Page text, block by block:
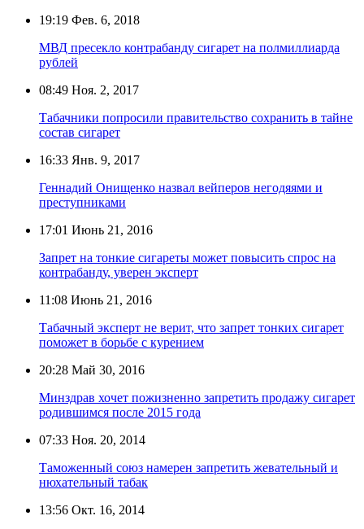
19:19 Фев. 6, 2018
МВД пресекло контрабанду сигарет на полмиллиарда
рублей
08:49 Ноя. 2, 2017
Табачники попросили правительство сохранить в тайне
состав сигарет
16:33 Янв. 9, 2017
Геннадий Онищенко назвал вейперов негодяями и
преступниками
17:01 Июнь 21, 2016
Запрет на тонкие сигареты может повысить спрос на
контрабанду, уверен эксперт
11:08 Июнь 21, 2016
Табачный эксперт не верит, что запрет тонких сигарет
поможет в борьбе с курением
20:28 Май 30, 2016
Минздрав хочет пожизненно запретить продажу сигарет
родившимся после 2015 года
07:33 Ноя. 20, 2014
Таможенный союз намерен запретить жевательный и
нюхательный табак
13:56 Окт. 16, 2014